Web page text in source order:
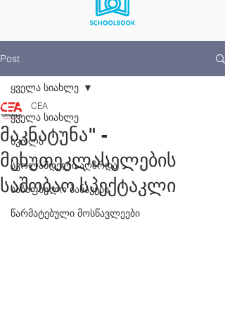
Post
ყველა სიახლე
სკოლა
სკოლამდელი აღზრდა
საზაფხულო ბანაკები
წარმატებული მოსწავლეები
ყველა სიახლე
მაკნატუნა" -
მეხუთეკლასელების
საშობაო სპექტაკლი
CEA